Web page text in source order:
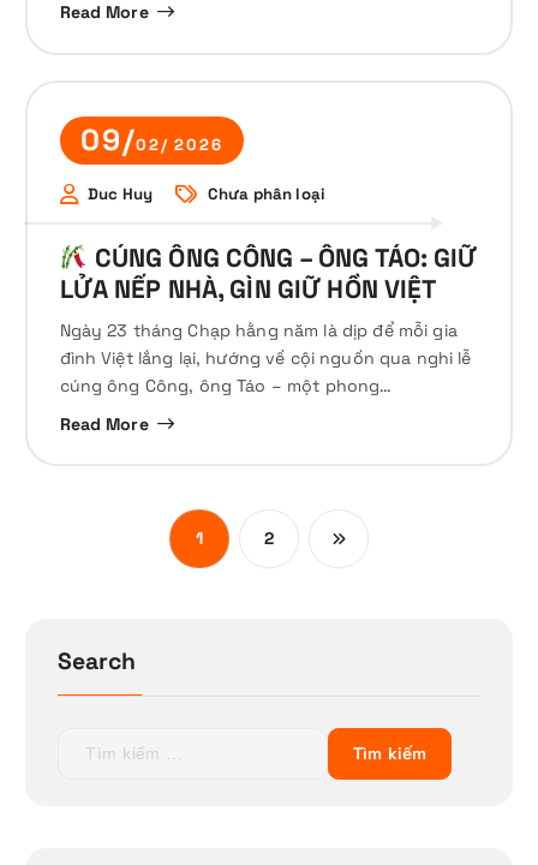
Read More
09/02/ 2026
Duc Huy Chưa phân loại
CÚNG ÔNG CÔNG – ÔNG TÁO: GIỮ
LỬA NẾP NHÀ, GÌN GIỮ HỒN VIỆT
Ngày 23 tháng Chạp hằng năm là dịp để mỗi gia
đình Việt lắng lại, hướng về cội nguồn qua nghi lễ
cúng ông Công, ông Táo – một phong…
Read More
1 2
Search